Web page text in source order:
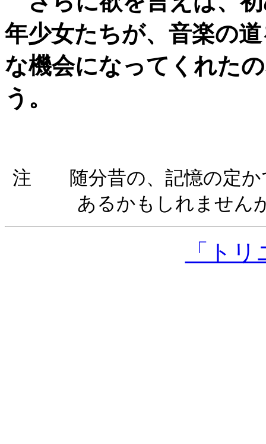
年少女たちが、音楽の
な機会になってくれた
う。
注 随分昔の、記憶の定か
あるかもしれません
「ト